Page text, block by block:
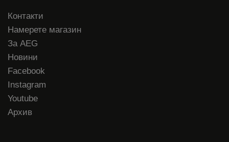
Контакти
Намерете магазин
За AEG
Новини
Facebook
Instagram
Youtube
Архив